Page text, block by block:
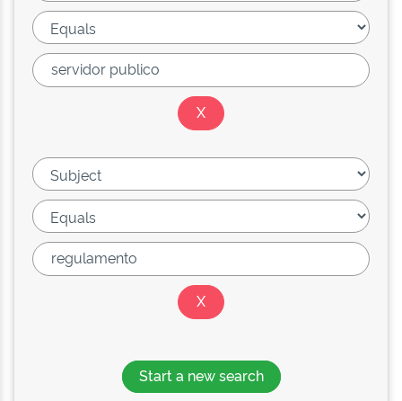
Start a new search